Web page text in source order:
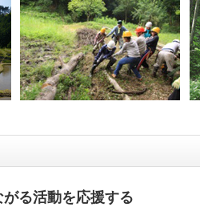
がる活動を応援する